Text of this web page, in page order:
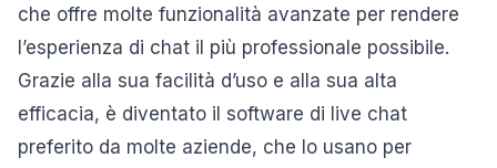
che offre molte funzionalità avanzate per rendere
l’esperienza di chat il più professionale possibile.
Grazie alla sua facilità d’uso e alla sua alta
efficacia, è diventato il software di live chat
preferito da molte aziende, che lo usano per